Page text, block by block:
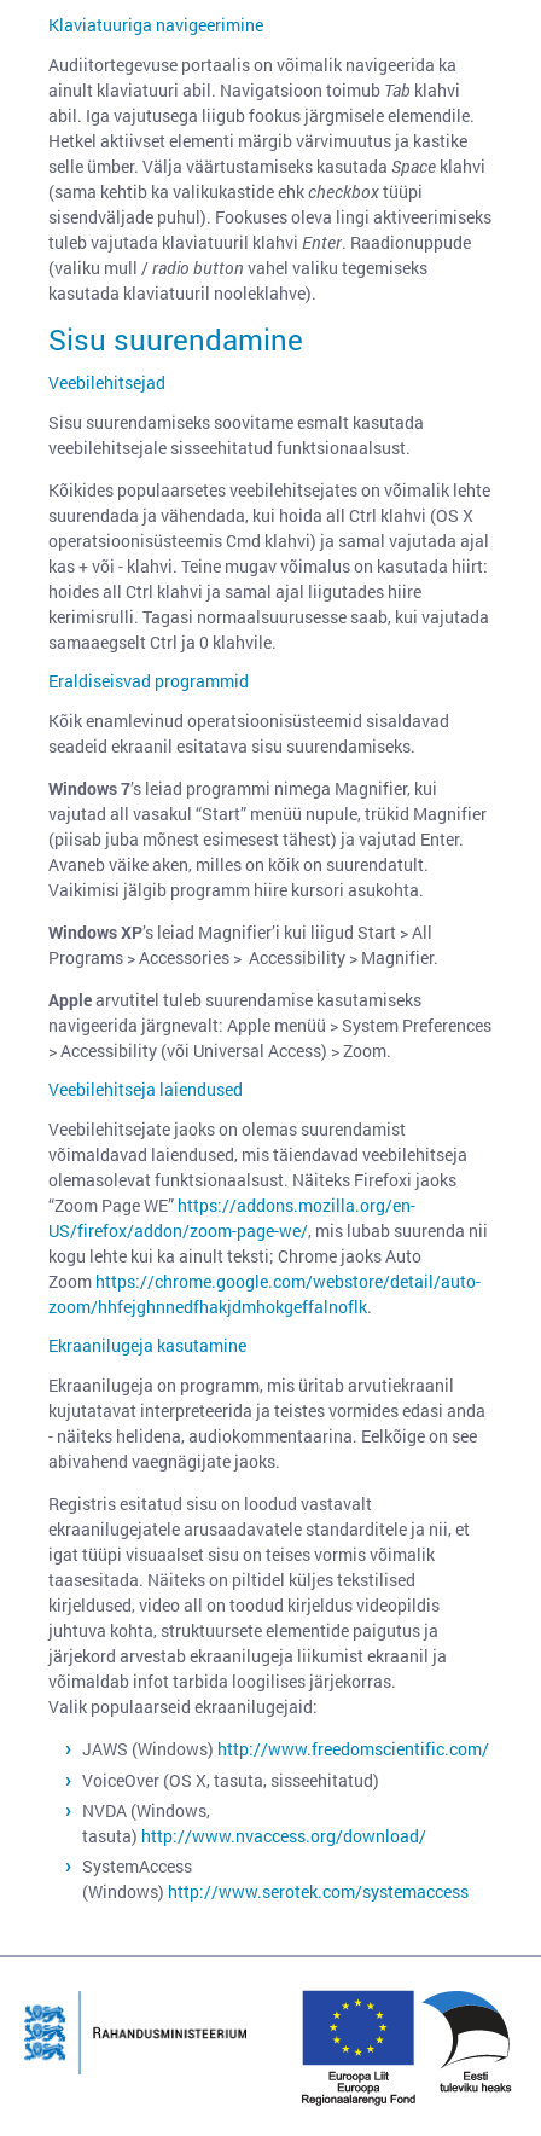
Klaviatuuriga navigeerimine
Audiitortegevuse portaalis on võimalik navigeerida ka
ainult klaviatuuri abil. Navigatsioon toimub Tab klahvi
abil. Iga vajutusega liigub fookus järgmisele elemendile.
Hetkel aktiivset elementi märgib värvimuutus ja kastike
selle ümber. Välja väärtustamiseks kasutada Space klahvi
(sama kehtib ka valikukastide ehkcheckboxtüüpi
sisendväljade puhul). Fookuses oleva lingi aktiveerimiseks
tuleb vajutada klaviatuuril klahvi Enter. Raadionuppude
(valiku mull /radio button vahel valiku tegemiseks
kasutada klaviatuuril nooleklahve).
Sisu suurendamine
Veebilehitsejad
Sisu suurendamiseks soovitame esmalt kasutada
veebilehitsejale sisseehitatud funktsionaalsust.
Kõikides populaarsetes veebilehitsejates on võimalik lehte
suurendada ja vähendada, kui hoida all Ctrl klahvi (OS X
operatsioonisüsteemis Cmd klahvi) ja samal vajutada ajal
kas + või - klahvi. Teine mugav võimalus on kasutada hiirt:
hoides all Ctrl klahvi ja samal ajal liigutades hiire
kerimisrulli. Tagasi normaalsuurusesse saab, kui vajutada
samaaegselt Ctrl ja 0 klahvile.
Eraldiseisvad programmid
Kõik enamlevinud operatsioonisüsteemid sisaldavad
seadeid ekraanil esitatava sisu suurendamiseks.
Windows 7’s leiad programmi nimega Magnifier, kui
vajutad all vasakul “Start” menüü nupule, trükid Magnifier
(piisab juba mõnest esimesest tähest) ja vajutad Enter.
Avaneb väike aken, milles on kõik on suurendatult.
Vaikimisi jälgib programm hiire kursori asukohta.
Windows XP’s leiad Magnifier’i kui liigud Start > All
Programs > Accessories > Accessibility > Magnifier.
Applearvutitel tuleb suurendamise kasutamiseks
navigeerida järgnevalt: Apple menüü > System Preferences
> Accessibility (või Universal Access) > Zoom.
Veebilehitseja laiendused
Veebilehitsejate jaoks on olemas suurendamist
võimaldavad laiendused, mis täiendavad veebilehitseja
olemasolevat funktsionaalsust. Näiteks Firefoxi jaoks
“Zoom Page WE” https://addons.mozilla.org/en-
US/firefox/addon/zoom-page-we/, mis lubab suurenda nii
kogu lehte kui ka ainult teksti; Chrome jaoks Auto
Zoom https://chrome.google.com/webstore/detail/auto-
zoom/hhfejghnnedfhakjdmhokgeffalnoflk.
Ekraanilugeja kasutamine
Ekraanilugeja on programm, mis üritab arvutiekraanil
kujutatavat interpreteerida ja teistes vormides edasi anda
- näiteks helidena, audiokommentaarina. Eelkõige on see
abivahend vaegnägijate jaoks.
Registris esitatud sisu on loodud vastavalt
ekraanilugejatele arusaadavatele standarditele ja nii, et
igat tüüpi visuaalset sisu on teises vormis võimalik
taasesitada. Näiteks on piltidel küljes tekstilised
kirjeldused, video all on toodud kirjeldus videopildis
juhtuva kohta, struktuursete elementide paigutus ja
järjekord arvestab ekraanilugeja liikumist ekraanil ja
võimaldab infot tarbida loogilises järjekorras.
Valik populaarseid ekraanilugejaid:
JAWS (Windows) http://www.freedomscientific.com/
VoiceOver (OS X, tasuta, sisseehitatud)
NVDA (Windows,
tasuta) http://www.nvaccess.org/download/
SystemAccess
(Windows) http://www.serotek.com/systemaccess